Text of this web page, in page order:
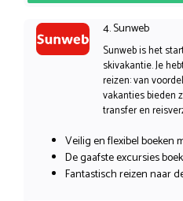
4. Sunweb
Sunweb is het
skivakantie. Je
reizen: van
vakanties bieden
transfer en
Veilig en flexibel boeken
De gaafste excursies
Fantastisch reizen naar